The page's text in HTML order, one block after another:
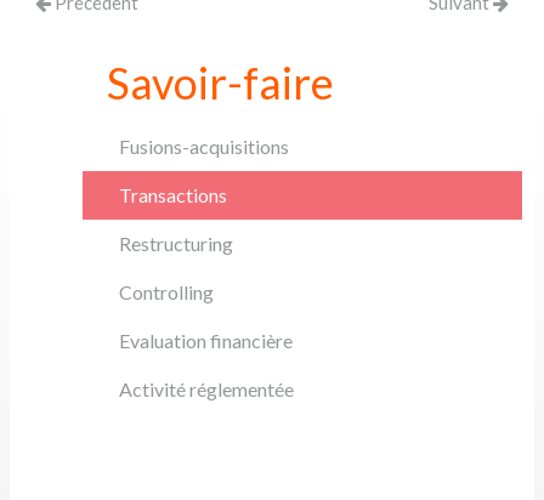
Savoir-faire
Fusions-acquisitions
Transactions
Restructuring
Controlling
Evaluation financière
Activité réglementée